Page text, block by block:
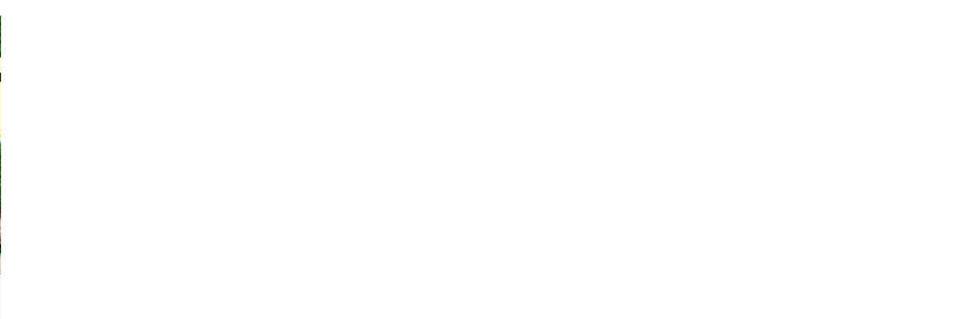
haute
loire,
arreter de
sophrologie